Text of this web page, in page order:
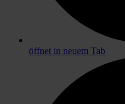
öffnet in neuem Tab